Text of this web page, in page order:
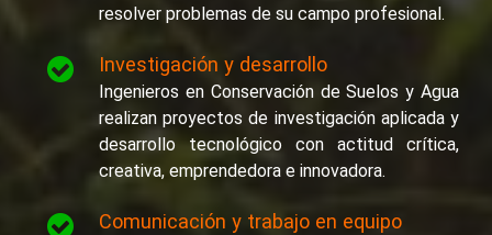
resolver problemas de su campo profesional.
Investigación y desarrollo
Ingenieros en Conservación de Suelos y Agua
realizan proyectos de investigación aplicada y
desarrollo tecnológico con actitud crítica,
creativa, emprendedora e innovadora.
Comunicación y trabajo en equipo